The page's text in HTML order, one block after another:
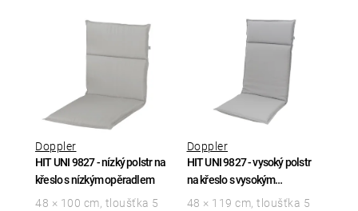
HIT UNI 9827 - nízký polstr na
křeslo s nízkým opěradlem
Doppler
48 × 100 cm, tloušťka 5
HIT UNI 9827 - vysoký polstr
na křeslo s vysokým
opěradlem
Doppler
48 × 119 cm, tloušťka 5